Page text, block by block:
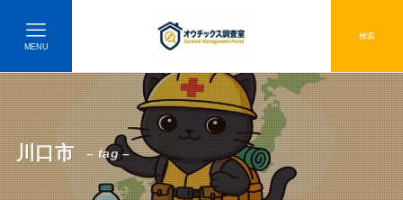
検索
MENU
川口市 – tag –